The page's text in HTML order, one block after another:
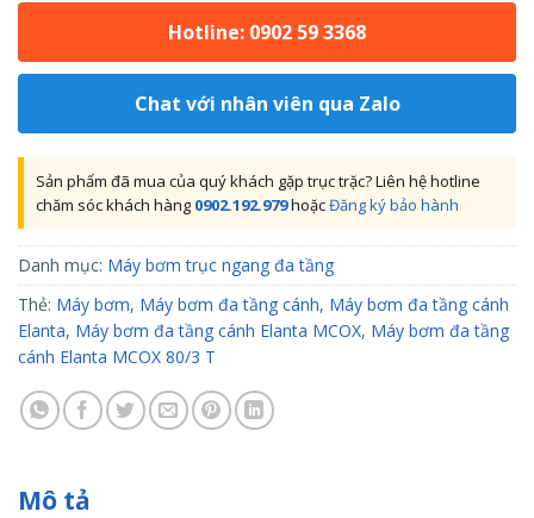
Hotline: 0902 59 3368
Chat với nhân viên qua Zalo
Sản phẩm đã mua của quý khách gặp trục trặc? Liên hệ hotline
chăm sóc khách hàng 0902.192.979hoặcĐăng ký bảo hành
Danh mục: Máy bơm trục ngang đa tầng
Thẻ: Máy bơm, Máy bơm đa tầng cánh, Máy bơm đa tầng cánh
Elanta, Máy bơm đa tầng cánh Elanta MCOX, Máy bơm đa tầng
cánh Elanta MCOX 80/3 T
Mô tả